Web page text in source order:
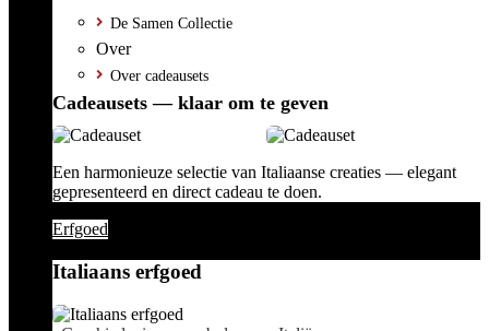
De Samen Collectie
Over
Over cadeausets
Cadeausets — klaar om te geven
Een harmonieuze selectie van Italiaanse creaties — elegant
gepresenteerd en direct cadeau te doen.
Erfgoed
Italiaans erfgoed